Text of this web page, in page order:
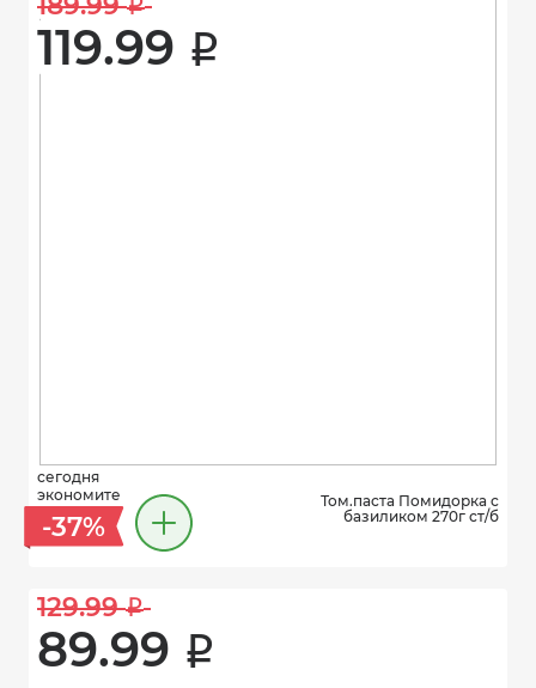
i
119.99 i
сегодня
экономите
-37%
Том.паста Помидорка с
базиликом 270г ст/б
129.99 i
89.99 i